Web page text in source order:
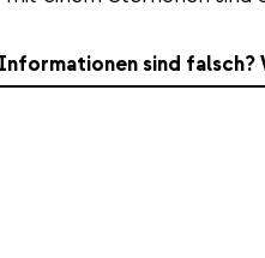
sind falsch?